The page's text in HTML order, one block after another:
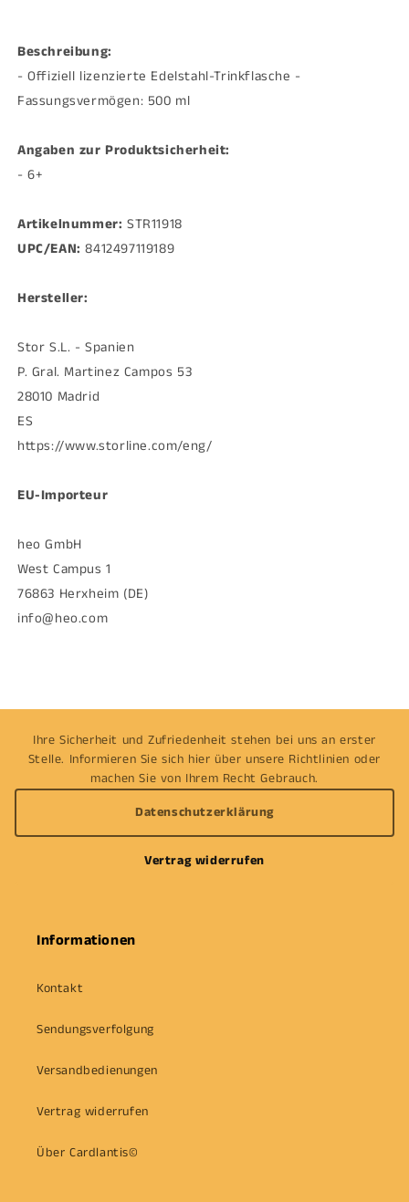
Beschreibung:
- Offiziell lizenzierte Edelstahl-Trinkflasche -
Fassungsvermögen: 500 ml
Angaben zur Produktsicherheit:
- 6+
Artikelnummer: STR11918
UPC/EAN: 8412497119189
Hersteller:
Stor S.L. - Spanien
P. Gral. Martinez Campos 53
28010 Madrid
ES
https://www.storline.com/eng/
EU-Importeur
heo GmbH
West Campus 1
76863 Herxheim (DE)
info@heo.com
Ihre Sicherheit und Zufriedenheit stehen bei uns an erster
Stelle. Informieren Sie sich hier über unsere Richtlinien oder
machen Sie von Ihrem Recht Gebrauch.
Datenschutzerklärung
Vertrag widerrufen
Informationen
Kontakt
Sendungsverfolgung
Versandbedienungen
Vertrag widerrufen
Über Cardlantis©